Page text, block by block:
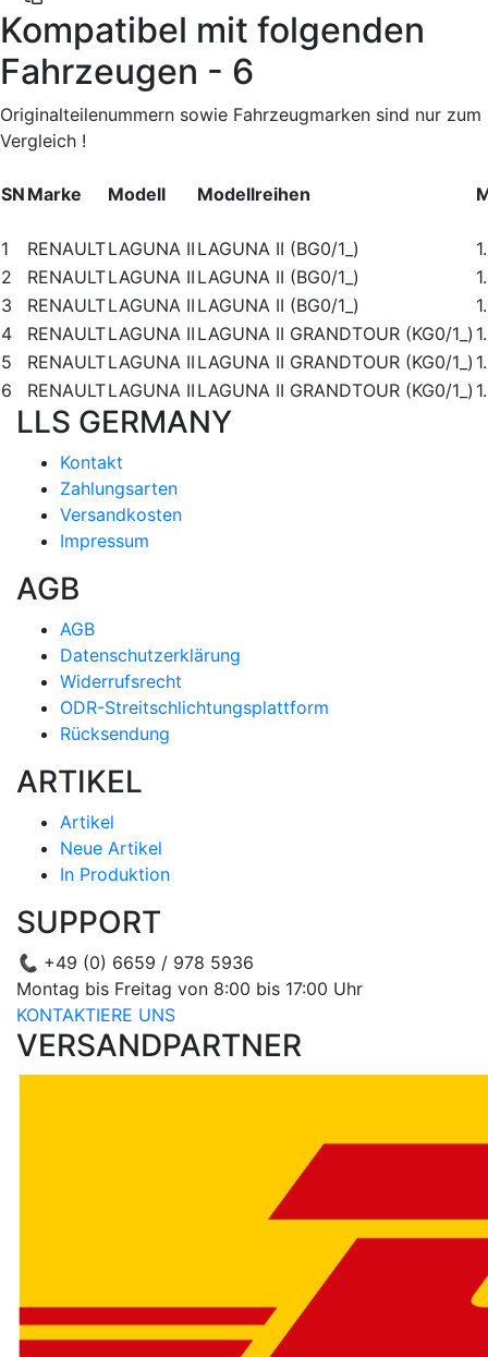
Kompatibel mit folgenden
Fahrzeugen - 6
Originalteilenummern sowie Fahrzeugmarken sind nur zum
Vergleich !
SN Marke Modell Modellreihen
1 RENAULTLAGUNA II LAGUNA II (BG0/1_)
2
RENAULTLAGUNA II LAGUNA II (BG0/1_)
3
RENAULTLAGUNA II LAGUNA II (BG0/1_)
4
RENAULTLAGUNA II LAGUNA II GRANDTOUR (KG0/1_)
5
RENAULTLAGUNA II LAGUNA II GRANDTOUR (KG0/1_)
6
RENAULTLAGUNA II LAGUNA II GRANDTOUR (KG0/1_)
LLS GERMANY
Kontakt
Zahlungsarten
Versandkosten
Impressum
AGB
AGB
Datenschutzerklärung
Widerrufsrecht
ODR-Streitschlichtungsplattform
Rücksendung
ARTIKEL
Artikel
Neue Artikel
In Produktion
SUPPORT
📞 +49 (0) 6659 / 978 5936
Montag bis Freitag von 8:00 bis 17:00 Uhr
KONTAKTIERE UNS
VERSANDPARTNER